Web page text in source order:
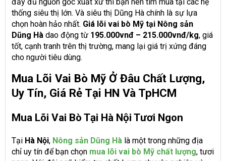
thống siêu thị lớn. Và siêu thị Dũng Hà chính là sự lựa
chọn hoàn hảo nhất. Giá lõi vai bò Mỹ tại Nông sản
Dũng Hà dao động từ 195.000vnđ – 215.000vnđ/kg, giá
tốt, cạnh tranh trên thị trường, mang lại giá trị xứng đáng
cho người tiêu dùng.
Mua Lõi Vai Bò Mỹ Ở Đâu Chất Lượng,
Uy Tín, Giá Rẻ Tại HN Và TpHCM
Mua Lõi Vai Bò Tại Hà Nội Tươi Ngon
Tại Hà Nội, Nông sản Dũng Hà là một trong những địa
chỉ uy tín để bạn chọn mua lõi vai bò Mỹ chất lượng, tươi